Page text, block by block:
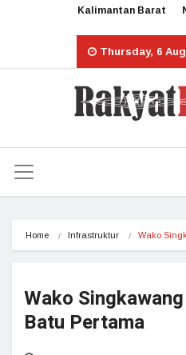
Kalimantan Barat
Thursday, 6
Home Infrastruktur Wako
Wako
Batu Pertama